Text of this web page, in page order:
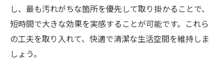
し、最も汚れがちな箇所を優先して取り掛かることで、
短時間で大きな効果を実感することが可能です。これら
の工夫を取り入れて、快適で清潔な生活空間を維持しま
しょう。